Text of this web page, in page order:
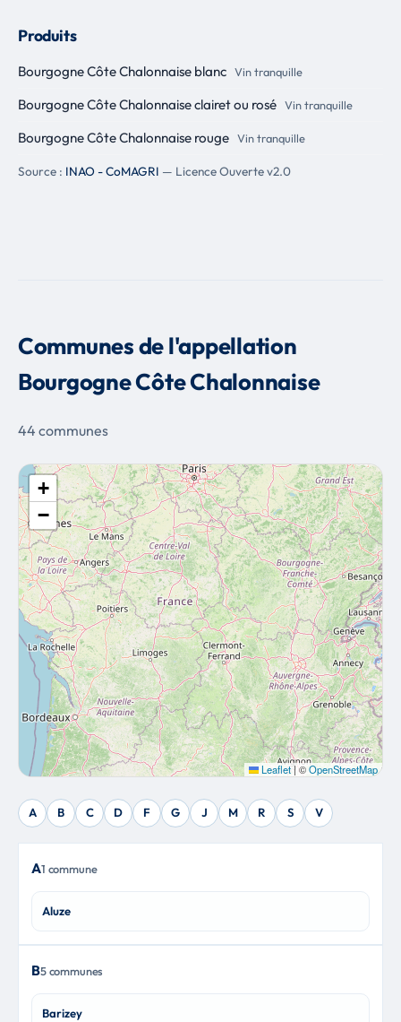
Produits
Bourgogne Côte Chalonnaise blanc Vin tranquille
Bourgogne Côte Chalonnaise clairet ou rosé Vin tranquille
Bourgogne Côte Chalonnaise rouge Vin tranquille
Source : INAO - CoMAGRI — Licence Ouverte v2.0
Communes de l'appellation
Bourgogne Côte Chalonnaise
44 communes
+
−
Leaflet| ©OpenStreetMap
A B C D F G J M R S V
A1 commune
Aluze
B5 communes
Barizey